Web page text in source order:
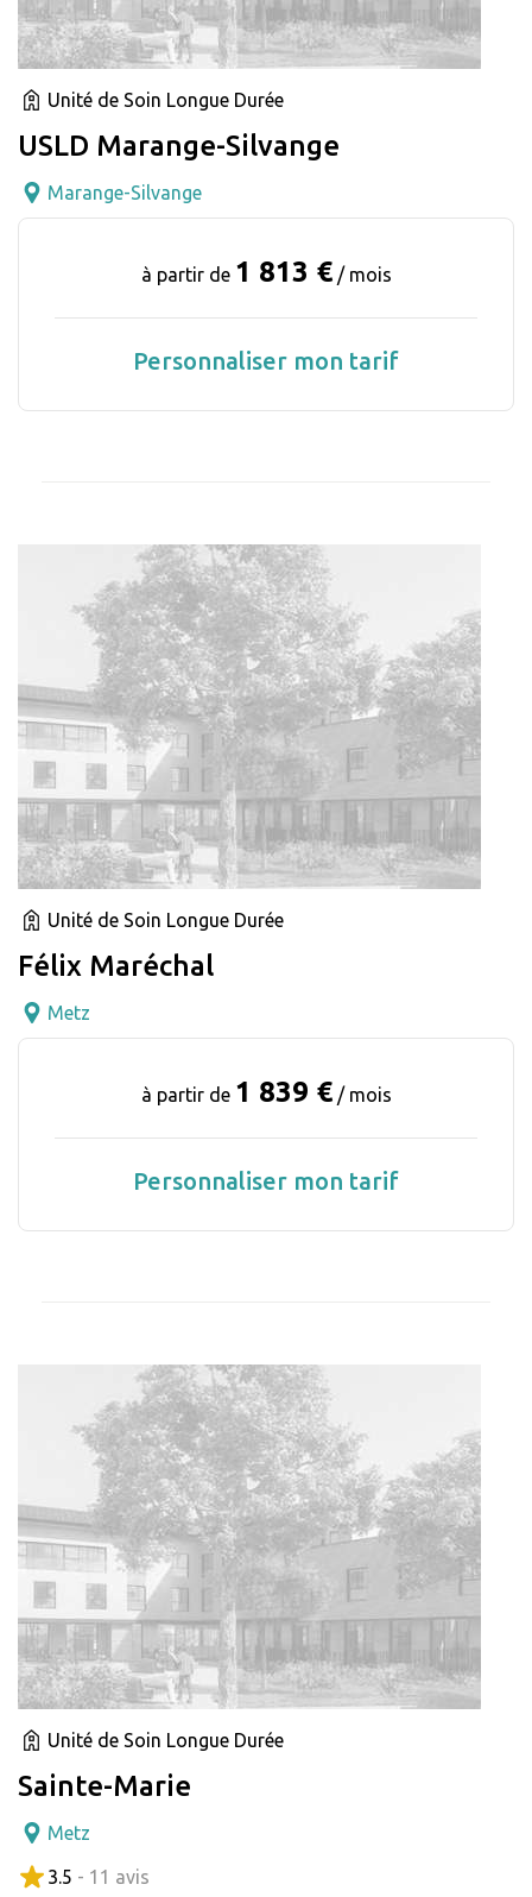
Unité de Soin Longue Durée
USLD Marange-Silvange
Marange-Silvange
à partir de 1 813 € / mois
Personnaliser mon tarif
Unité de Soin Longue Durée
Félix Maréchal
Metz
à partir de 1 839 € / mois
Personnaliser mon tarif
Unité de Soin Longue Durée
Sainte-Marie
Metz
3.5 - 11 avis